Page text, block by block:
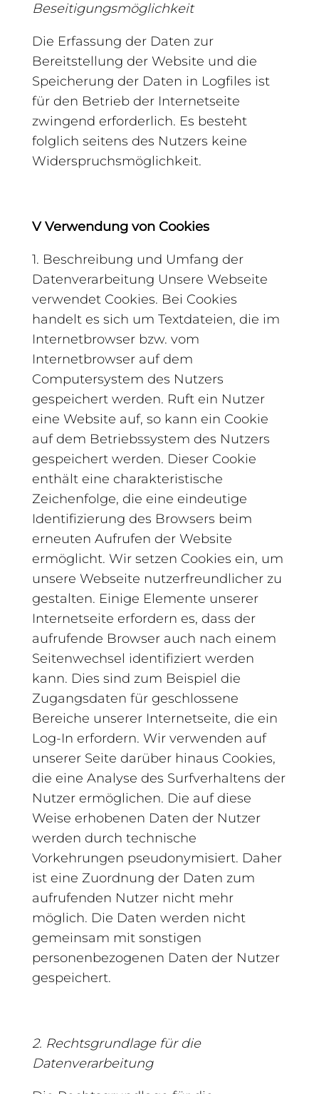
Beseitigungsmöglichkeit
Die Erfassung der Daten zur
Bereitstellung der Website und die
Speicherung der Daten in Logfiles ist
für den Betrieb der Internetseite
zwingend erforderlich. Es besteht
folglich seitens des Nutzers keine
Widerspruchsmöglichkeit.
V Verwendung von Cookies
1. Beschreibung und Umfang der
Datenverarbeitung Unsere Webseite
verwendet Cookies. Bei Cookies
handelt es sich um Textdateien, die im
Internetbrowser bzw. vom
Internetbrowser auf dem
Computersystem des Nutzers
gespeichert werden. Ruft ein Nutzer
eine Website auf, so kann ein Cookie
auf dem Betriebssystem des Nutzers
gespeichert werden. Dieser Cookie
enthält eine charakteristische
Zeichenfolge, die eine eindeutige
Identifizierung des Browsers beim
erneuten Aufrufen der Website
ermöglicht. Wir setzen Cookies ein, um
unsere Webseite nutzerfreundlicher zu
gestalten. Einige Elemente unserer
Internetseite erfordern es, dass der
aufrufende Browser auch nach einem
Seitenwechsel identifiziert werden
kann. Dies sind zum Beispiel die
Zugangsdaten für geschlossene
Bereiche unserer Internetseite, die ein
Log-In erfordern. Wir verwenden auf
unserer Seite darüber hinaus Cookies,
die eine Analyse des Surfverhaltens der
Nutzer ermöglichen. Die auf diese
Weise erhobenen Daten der Nutzer
werden durch technische
Vorkehrungen pseudonymisiert. Daher
ist eine Zuordnung der Daten zum
aufrufenden Nutzer nicht mehr
möglich. Die Daten werden nicht
gemeinsam mit sonstigen
personenbezogenen Daten der Nutzer
gespeichert.
2. Rechtsgrundlage für die
Datenverarbeitung